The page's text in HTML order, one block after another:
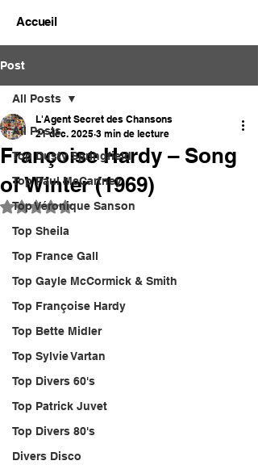
Accueil
Post
All Posts
Top Dusty Springfield
Top Paul McCartney
Top Véronique Sanson
Top Sheila
Top France Gall
Top Gayle McCormick & Smith
Top Françoise Hardy
Top Bette Midler
Top Sylvie Vartan
Top Divers 60's
Top Patrick Juvet
Top Divers 80's
Divers Disco
All Posts
Françoise Hardy – Song
of Winter (1969)
L'Agent Secret des Chansons
21 déc. 2025 3 min de lecture
Noté NaN étoiles sur 5.